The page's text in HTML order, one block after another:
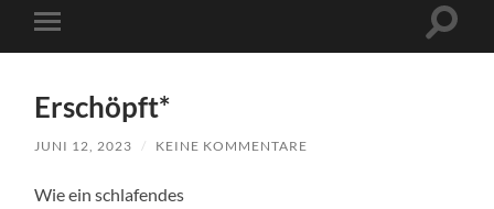
Mobile-
Menü
Erschöpft*
JUNI 12, 2023 / KEINE KOMMENTARE
Wie ein schlafendes